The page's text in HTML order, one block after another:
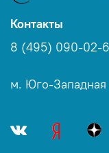
Контакты
8 (495) 090-02-
м. Юго-Западная